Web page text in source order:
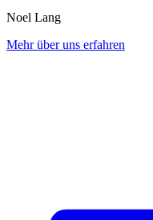
Noel Lang
Mehr über uns erfahren